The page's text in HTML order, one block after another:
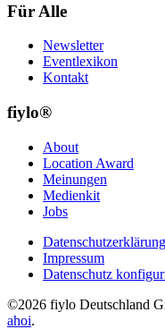
Für Alle
Newsletter
Eventlexikon
Kontakt
fiylo®
About
Location Award
Meinungen
Medienkit
Jobs
Datenschutzerklärung
Impressum
Datenschutz
©2026 fiylo Deutschland
ahoi.